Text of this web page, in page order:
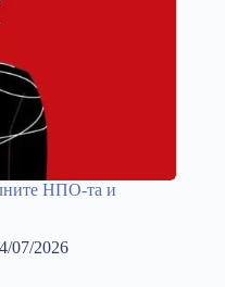
НПО-та и
07/2026